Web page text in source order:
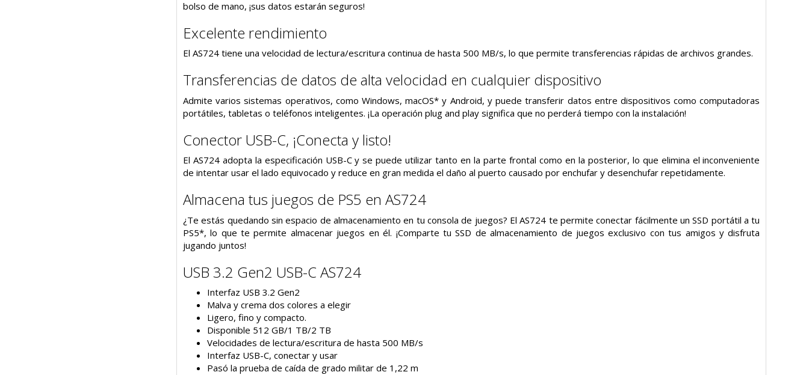
bolso de mano, ¡sus datos estarán seguros!
Excelente rendimiento
El AS724 tiene una velocidad de lectura/escritura continua de hasta 500 MB/s, lo que permite transferencias rápidas de archivos grandes.
Transferencias de datos de alta velocidad en cualquier dispositivo
Admite varios sistemas operativos, como Windows, macOS* y Android, y puede transferir datos entre dispositivos como computadoras
portátiles, tabletas o teléfonos inteligentes. ¡La operación plug and play significa que no perderá tiempo con la instalación!
Conector USB-C, ¡Conecta y listo!
El AS724 adopta la especificación USB-C y se puede utilizar tanto en la parte frontal como en la posterior, lo que elimina el inconveniente
de intentar usar el lado equivocado y reduce en gran medida el daño al puerto causado por enchufar y desenchufar repetidamente.
Almacena tus juegos de PS5 en AS724
¿Te estás quedando sin espacio de almacenamiento en tu consola de juegos? El AS724 te permite conectar fácilmente un SSD portátil a tu
PS5*, lo que te permite almacenar juegos en él. ¡Comparte tu SSD de almacenamiento de juegos exclusivo con tus amigos y disfruta
jugando juntos!
USB 3.2 Gen2 USB-C AS724
Interfaz USB 3.2 Gen2
Malva y crema dos colores a elegir
Ligero, fino y compacto.
Disponible 512 GB/1 TB/2 TB
Velocidades de lectura/escritura de hasta 500 MB/s
Interfaz USB-C, conectar y usar
Pasó la prueba de caída de grado militar de 1,22 m